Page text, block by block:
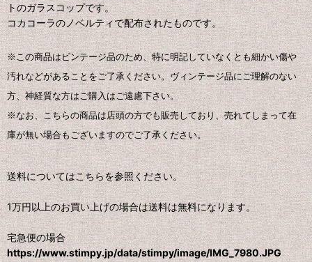
トのガラスコップです。
コカコーラのノベルティで配布されたものです。
※この商品はビンテージ品のため、特に明記していなくとも細かい傷や
汚れなどがあることをご了承ください。ヴィンテージ品にご理解のない
方、神経質な方はご購入はご遠慮下さい。
※なお、こちらの商品は店頭の方でも販売しており、売れてしまって在
庫が無い場合もございますのでご了承ください。
送料についてはこちらを参照ください。
1万円以上のお買い上げの場合は送料は無料になります。
宅急便の場合
https://www.stimpy.jp/data/stimpy/image/IMG_7980.JPG